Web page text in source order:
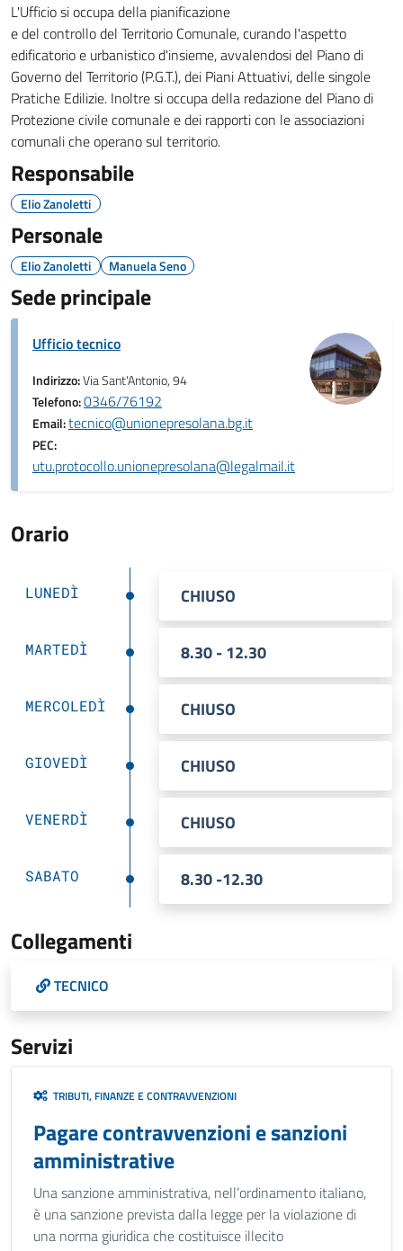
L'Ufficio si occupa della pianificazione
e del controllo del Territorio Comunale, curando l'aspetto
edificatorio e urbanistico d'insieme, avvalendosi del Piano di
Governo del Territorio (P.G.T.), dei Piani Attuativi, delle singole
Pratiche Edilizie. Inoltre si occupa della redazione del Piano di
Protezione civile comunale e dei rapporti con le associazioni
comunali che operano sul territorio.
Responsabile
Elio Zanoletti
Personale
Elio Zanoletti Manuela Seno
Sede principale
Ufficio tecnico
Indirizzo:Via Sant'Antonio, 94
Telefono:0346/76192
Email:tecnico@unionepresolana.bg.it
PEC:
utu.protocollo.unionepresolana@legalmail.it
Orario
LUNEDÌ CHIUSO
MARTEDÌ 8.30 - 12.30
MERCOLEDÌ CHIUSO
GIOVEDÌ CHIUSO
VENERDÌ CHIUSO
SABATO 8.30 -12.30
Collegamenti
TECNICO
Servizi
TRIBUTI, FINANZE E CONTRAVVENZIONI
Pagare contravvenzioni e sanzioni
amministrative
Una sanzione amministrativa, nell’ordinamento italiano,
è una sanzione prevista dalla legge per la violazione di
una norma giuridica che costituisce illecito